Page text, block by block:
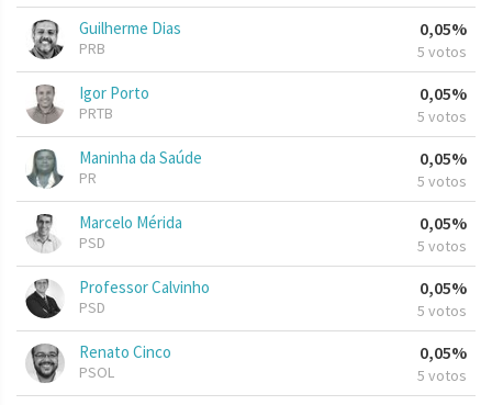
Guilherme Dias
PRB
0,05%
5 votos
Igor Porto
PRTB
0,05%
5 votos
Maninha da Saúde
PR
0,05%
5 votos
Marcelo Mérida
PSD
0,05%
5 votos
Professor Calvinho
PSD
0,05%
5 votos
Renato Cinco
PSOL
0,05%
5 votos